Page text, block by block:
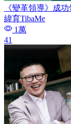
《變革領導》成
緯育TibaMe
1萬
41